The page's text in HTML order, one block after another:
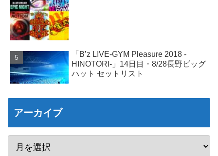
「B’z LIVE-GYM Pleasure 2018 -
HINOTORI-」14日目・8/28長野ビッグ
ハット セットリスト
アーカイブ